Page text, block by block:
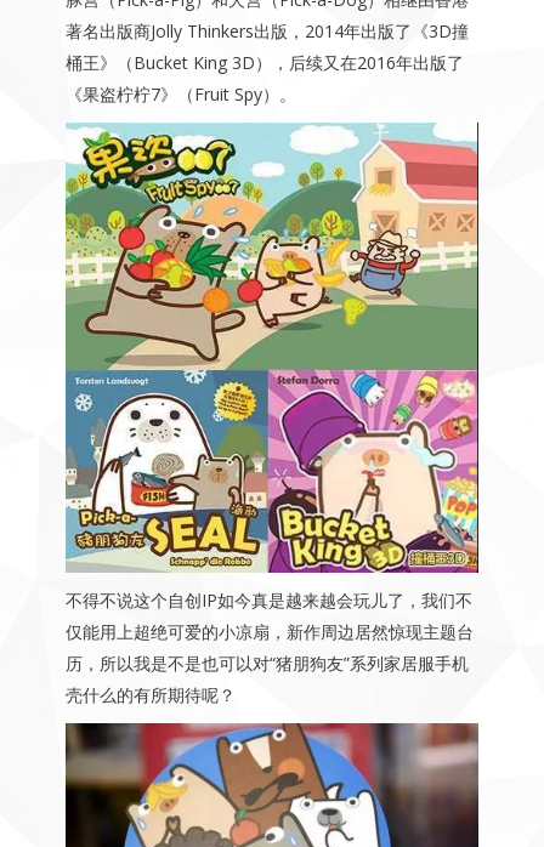
著名出版商Jolly Thinkers出版，2014年出版了《3D撞
桶王》（Bucket King 3D），后续又在2016年出版了
《果盗柠柠7》（Fruit Spy）。
不得不说这个自创IP如今真是越来越会玩儿了，我们不
仅能用上超绝可爱的小凉扇，新作周边居然惊现主题台
历，所以我是不是也可以对“猪朋狗友”系列家居服手机
壳什么的有所期待呢？